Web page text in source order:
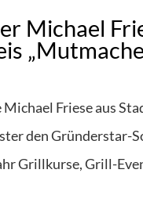
Michael
Friese aus
den Gründerstar-
Grillkurse, Grill-